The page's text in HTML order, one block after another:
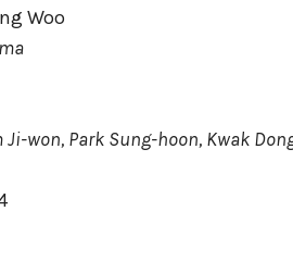
Woo
won, Park Sung-hoon, Kwak